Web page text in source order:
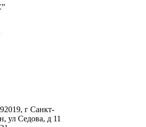
г Санкт-
ул Седова, д 11